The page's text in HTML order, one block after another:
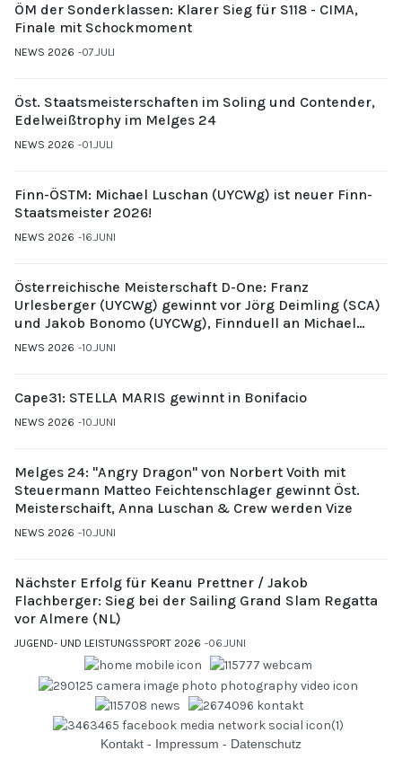
ÖM der Sonderklassen: Klarer Sieg für S118 - CIMA,
Finale mit Schockmoment
NEWS 2026 07.JULI
Öst. Staatsmeisterschaften im Soling und Contender,
Edelweißtrophy im Melges 24
NEWS 2026 01.JULI
Finn-ÖSTM: Michael Luschan (UYCWg) ist neuer Finn-
Staatsmeister 2026!
NEWS 2026 16.JUNI
Österreichische Meisterschaft D-One: Franz
Urlesberger (UYCWg) gewinnt vor Jörg Deimling (SCA)
und Jakob Bonomo (UYCWg), Finnduell an Michael
Gubi (UYCMo)
NEWS 2026 10.JUNI
Cape31: STELLA MARIS gewinnt in Bonifacio
NEWS 2026 10.JUNI
Melges 24: "Angry Dragon" von Norbert Voith mit
Steuermann Matteo Feichtenschlager gewinnt Öst.
Meisterschaift, Anna Luschan & Crew werden Vize
NEWS 2026 10.JUNI
Nächster Erfolg für Keanu Prettner / Jakob
Flachberger: Sieg bei der Sailing Grand Slam Regatta
vor Almere (NL)
JUGEND- UND LEISTUNGSSPORT 2026 06.JUNI
Kontakt - Impressum - Datenschutz